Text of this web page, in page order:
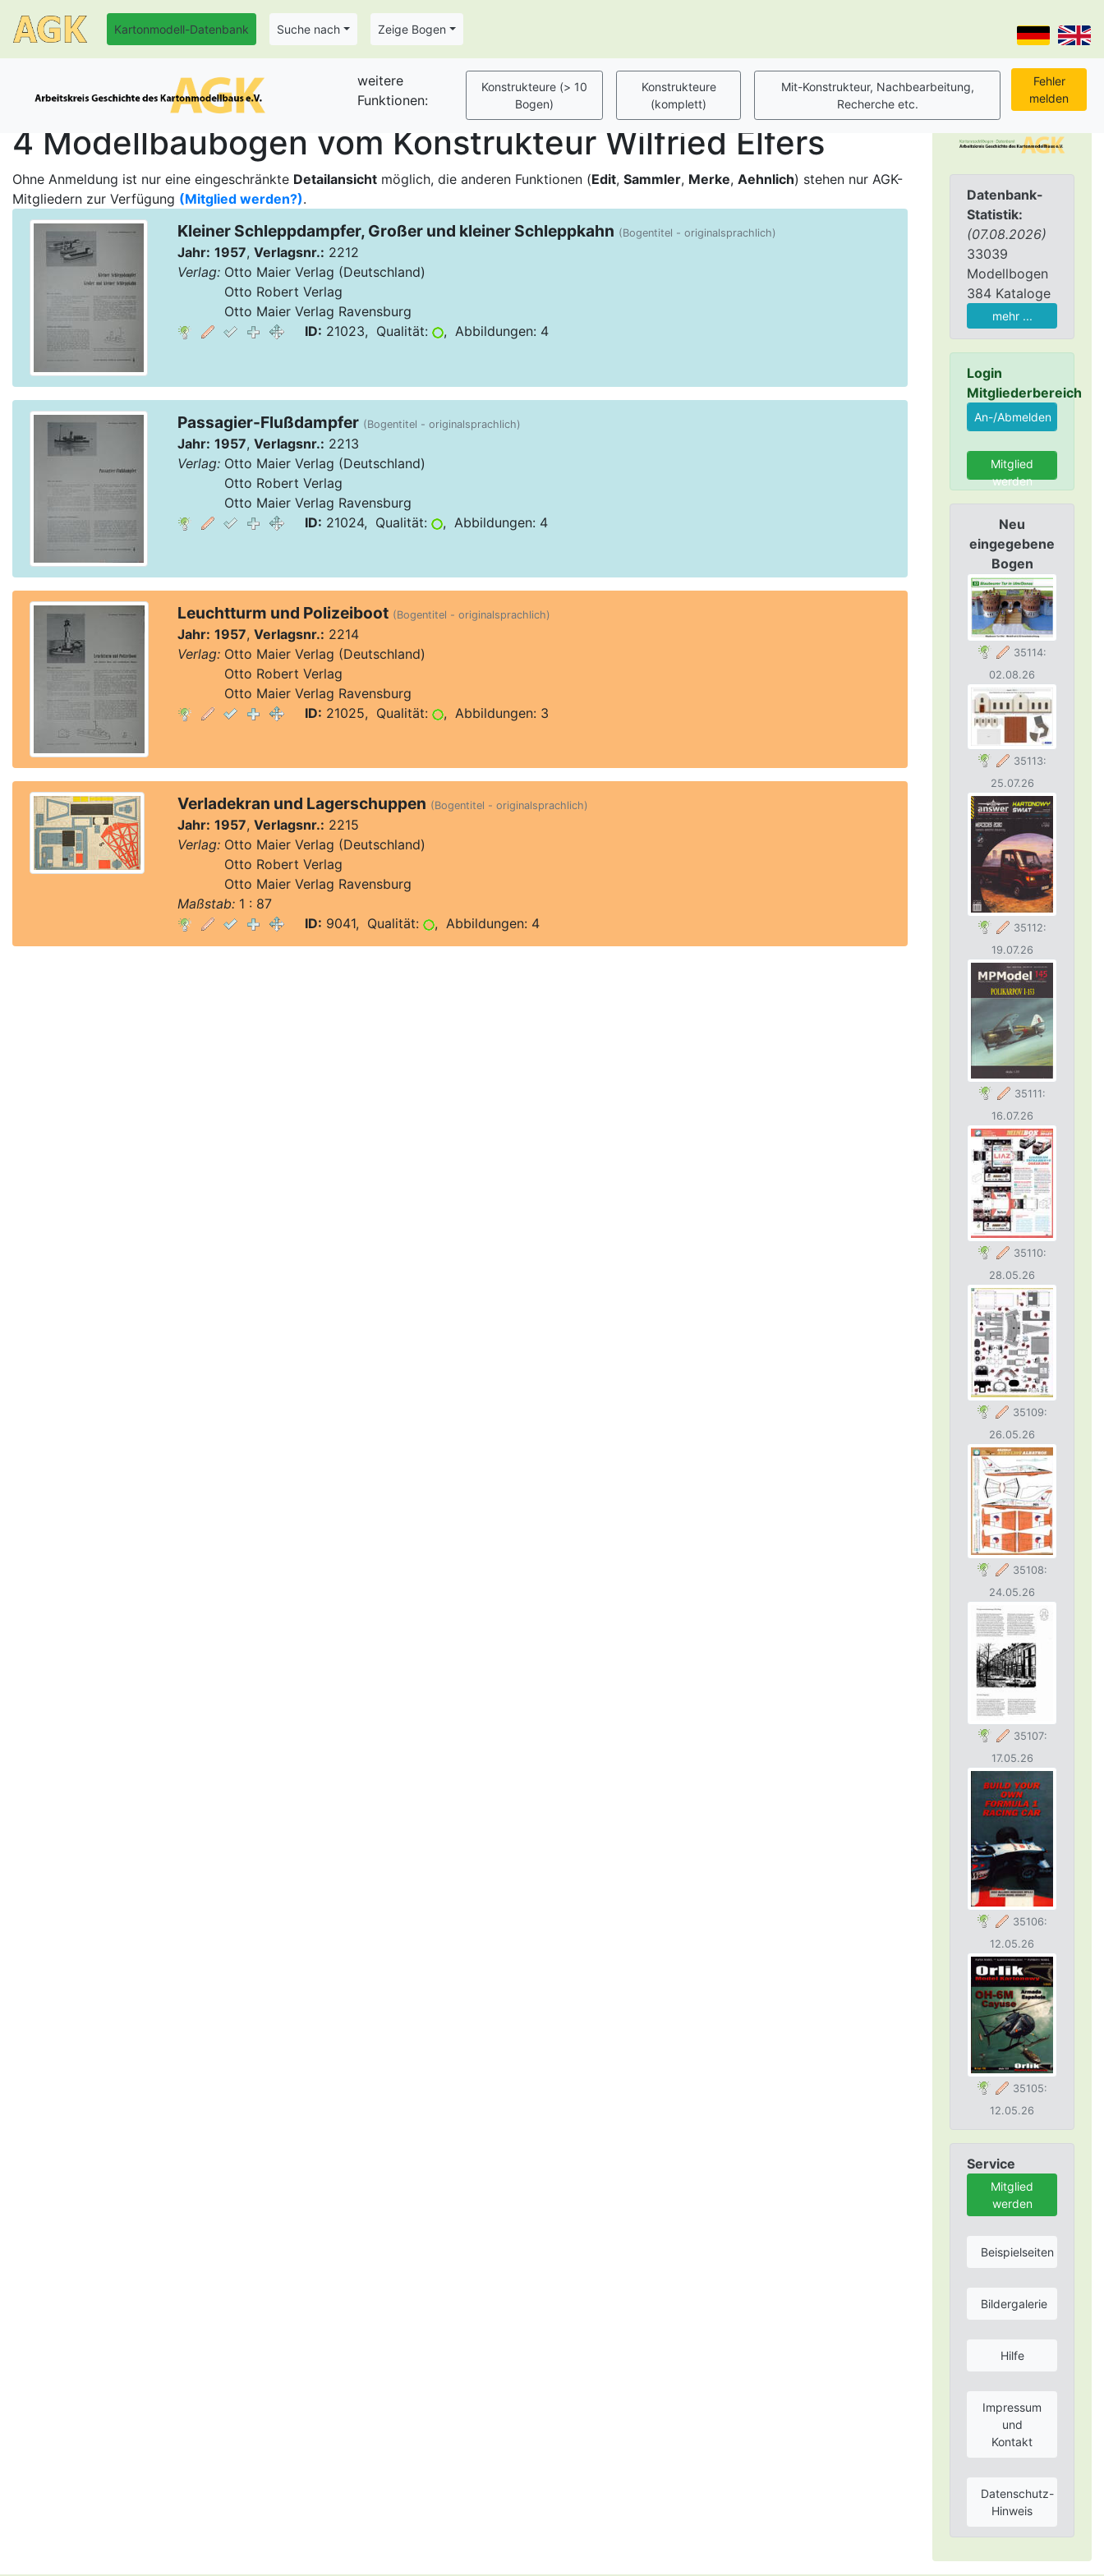
Kartonmodell-Datenbank Suche nach Zeige Bogen
Datenbank-
Statistik:
(07.08.2026)
33039
Modellbogen
384 Kataloge
mehr ...
Login
Mitgliederbereich
Mitglied
werden
Neu
eingegebene
Bogen
35114:
02.08.26
35113:
25.07.26
35112:
19.07.26
35111:
16.07.26
35110:
28.05.26
35109:
26.05.26
35108:
24.05.26
35107:
17.05.26
35106:
12.05.26
35105:
12.05.26
Service
Mitglied
werden
Beispielseiten
Bildergalerie
Hilfe
Impressum
und
Kontakt
Datenschutz-
Hinweis
weitere
Funktionen:
4 Modellbaubogen vom Konstrukteur Wilfried Elfers
Ohne Anmeldung ist nur eine eingeschränkte Detailansicht möglich, die anderen Funktionen (Edit, Sammler, Merke, Aehnlich) stehen nur AGK-
Mitgliedern zur Verfügung (Mitglied werden?).
Kleiner Schleppdampfer, Großer und kleiner Schleppkahn (Bogentitel - originalsprachlich)
Jahr: 1957, Verlagsnr.: 2212
Verlag:Otto Maier Verlag (Deutschland)
Otto Robert Verlag
Otto Maier Verlag Ravensburg
ID: 21023, Qualität: , Abbildungen: 4
Passagier-Flußdampfer (Bogentitel - originalsprachlich)
Jahr: 1957, Verlagsnr.: 2213
Verlag:Otto Maier Verlag (Deutschland)
Otto Robert Verlag
Otto Maier Verlag Ravensburg
ID: 21024, Qualität: , Abbildungen: 4
Leuchtturm und Polizeiboot (Bogentitel - originalsprachlich)
Jahr: 1957, Verlagsnr.: 2214
Verlag:Otto Maier Verlag (Deutschland)
Otto Robert Verlag
Otto Maier Verlag Ravensburg
ID: 21025, Qualität: , Abbildungen: 3
Verladekran und Lagerschuppen (Bogentitel - originalsprachlich)
Jahr: 1957, Verlagsnr.: 2215
Verlag:Otto Maier Verlag (Deutschland)
Otto Robert Verlag
Otto Maier Verlag Ravensburg
Maßstab:1 : 87
ID: 9041, Qualität: , Abbildungen: 4